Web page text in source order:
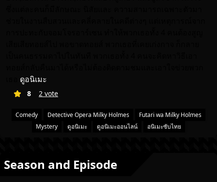
ดูอนิเมะ
8 2 vote
Comedy Detective Opera Milky Holmes
Futari wa Milky Holmes
Mystery
ดูอนิเมะ ดูอนิเมะออนไลน์ อนิเมะซับไทย
Season and Episode